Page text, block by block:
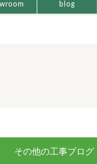
blog
その他の工事ブログ